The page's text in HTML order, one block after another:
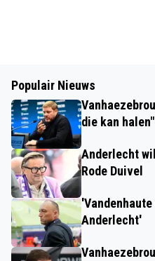
Populair Nieuws
die kan halen"
Anderlecht
Rode Duivel
Anderlecht'